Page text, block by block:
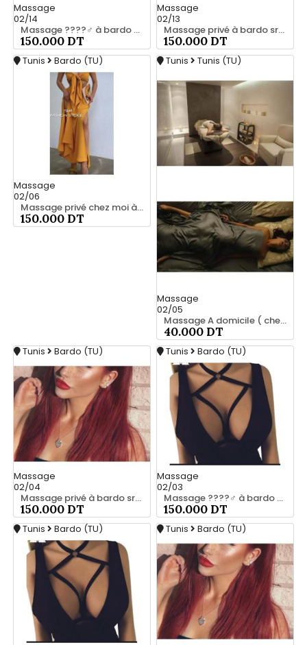
Massage
02/14
Massage ????‍♂️ à bardo srd chez moi 20466285
150.000 DT
Massage
02/13
Massage privé à bardo srd 20466285
150.000 DT
Tunis Bardo (TU)
Massage
02/06
Massage privé chez moi à bardo srd 55066248
150.000 DT
Tunis Tunis (TU)
Massage
02/05
Massage A domicile ( chez la cliente) ♨️
40.000 DT
Tunis Bardo (TU)
Massage
02/04
Massage privé à bardo srd 20466285
150.000 DT
Tunis Bardo (TU)
Massage
02/03
Massage ????‍♂️ à bardo srd chez moi 55066248
150.000 DT
Tunis Bardo (TU) Tunis Bardo (TU)